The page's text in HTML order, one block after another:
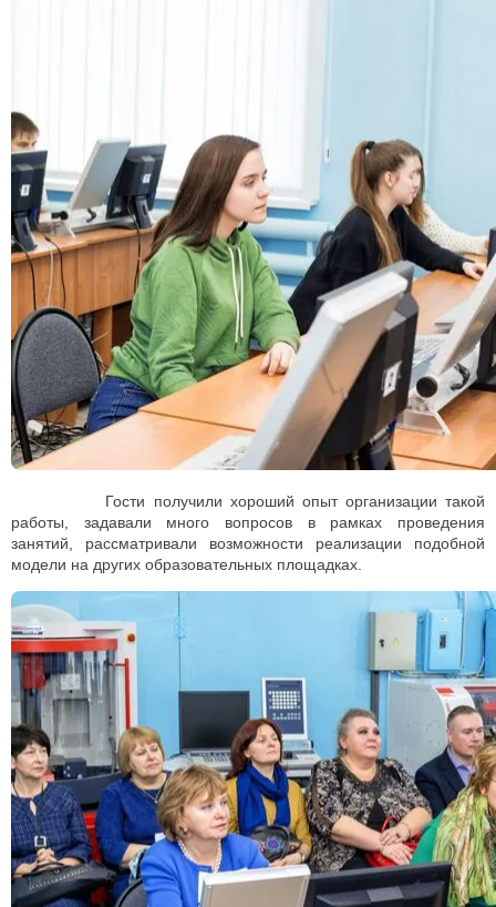
Гости получили хороший опыт организации такой
работы, задавали много вопросов в рамках проведения
занятий, рассматривали возможности реализации подобной
модели на других образовательных площадках.